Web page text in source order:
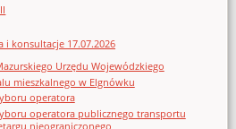
konsultacje 17.07.2026
Urzędu Wojewódzkiego
mieszkalnego w Elgnówku
operatora
operatora publicznego transportu
nieograniczonego